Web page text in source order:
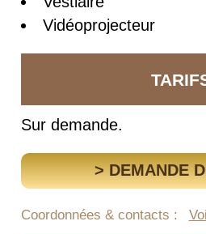
Vidéoprojecteur
Sur demande.
> DEMANDE
Coordonnées & contacts :